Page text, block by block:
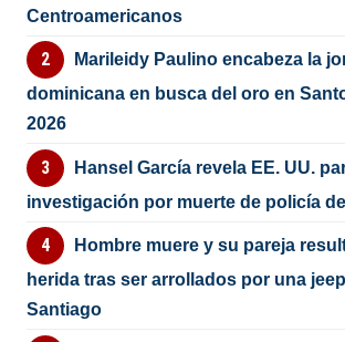
Centroamericanos
Marileidy Paulino encabeza la
dominicana en busca del oro en
2026
Hansel García revela EE. UU.
investigación por muerte de policía
Hombre muere y su pareja
herida tras ser arrollados por una
Santiago